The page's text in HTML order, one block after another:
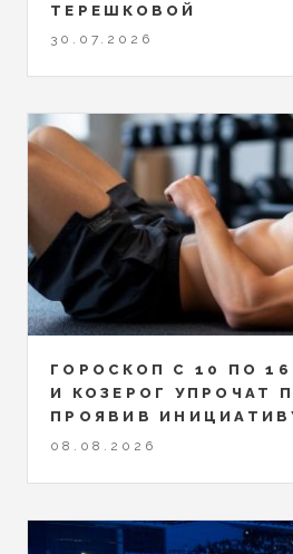
ТЕРЕШКОВОЙ
30.07.2026
ГОРОСКОП С 10 ПО 16
И КОЗЕРОГ УПРОЧАТ
ПРОЯВИВ
08.08.2026